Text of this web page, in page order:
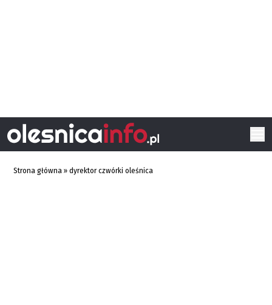
Strona główna »dyrektor czwórki oleśnica